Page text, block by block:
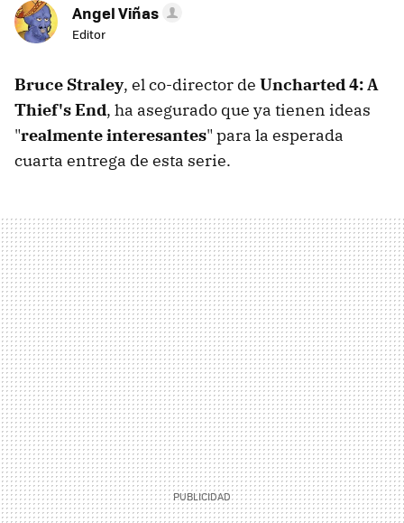
Angel Viñas
Editor
Bruce Straley, el co-director de Uncharted 4: A
Thief's End, ha asegurado que ya tienen ideas
"realmente interesantes" para la esperada
cuarta entrega de esta serie.